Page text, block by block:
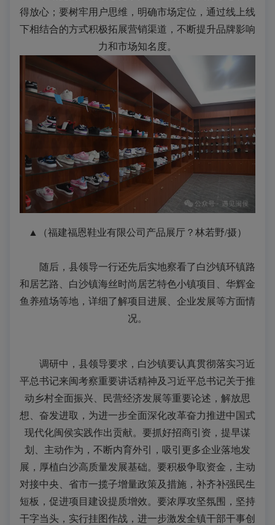
得放心；要树牢用户思维，明确市场定位，通过线上线
下相结合的方式积极拓展营销渠道，不断提升品牌影响
力和市场知名度。
▲（福建福恩鞋业有限公司产品展厅？林若野/摄）
随后，县领导一行还先后实地察看了白沙镇环镇路
和居艺路、白沙镇海丝时尚居艺特色小镇项目、华辉金
鱼养殖场等地，详细了解项目进展、企业发展等方面情
况。
调研中，县领导要求，白沙镇要认真贯彻落实习近
平总书记来闽考察重要讲话精神及习近平总书记关于推
动乡村全面振兴、民营经济发展等重要论述，解放思
想、奋发进取，为进一步全面深化改革奋力推进中国式
现代化闽侯实践作出贡献。要抓好招商引资，提早谋
划、主动作为，不断内育外引，吸引更多企业落地发
展，厚植白沙高质量发展基础。要积极争取资金，主动
对接中央、省市一揽子增量政策及措施，补齐补强民生
短板，促进项目建设提质增效。要浓厚攻坚氛围，坚持
干字当头，实行挂图作战，进一步激发全镇干部干事创